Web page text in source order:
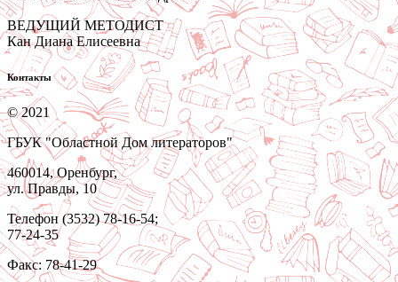
ВЕДУЩИЙ МЕТОДИСТ
Кан Диана Елисеевна
Контакты
© 2021
ГБУК "Областной Дом литераторов"
460014, Оренбург,
ул. Правды, 10
Телефон (3532) 78-16-54;
77-24-35
Факс: 78-41-29